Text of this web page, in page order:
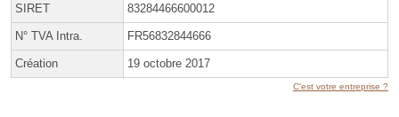
SIRET 83284466600012
N° TVA Intra. FR56832844666
Création 19 octobre 2017
C'est votre entreprise ?